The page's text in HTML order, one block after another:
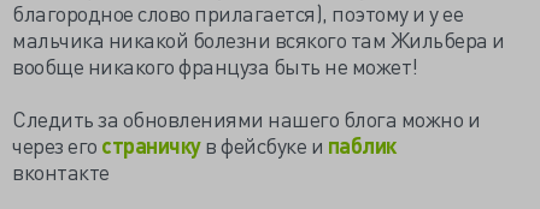
благородное слово прилагается), поэтому и у ее
мальчика никакой болезни всякого там Жильбера и
вообще никакого француза быть не может!
Следить за обновлениями нашего блога можно и
через его страничкув фейсбуке и паблик
вконтакте